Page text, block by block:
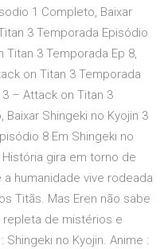
1 Completo, Baixar
3 Temporada Episódio
Titan 3 Temporada Ep 8,
on Titan 3 Temporada
3 – Attack on Titan 3
Shingeki no Kyojin 3
8 Em Shingeki no
gira em torno de
humanidade vive rodeada
Titãs. Mas Eren não sabe
de mistérios e
no Kyojin. Anime :